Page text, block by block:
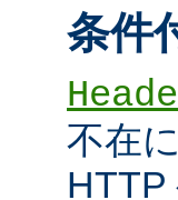
条件
不在